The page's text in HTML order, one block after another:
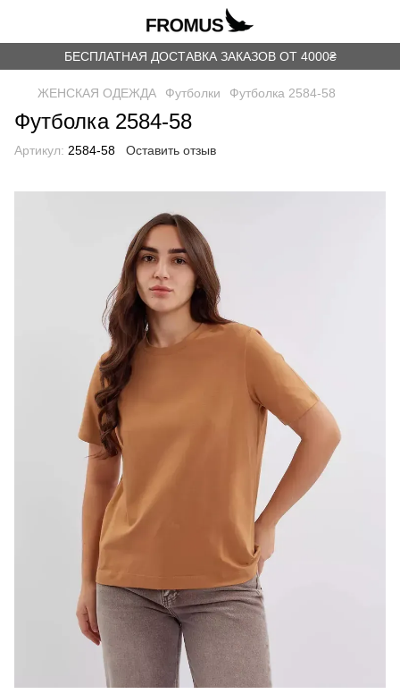
БЕСПЛАТНАЯ ДОСТАВКА ЗАКАЗОВ ОТ 4000₴
ЖЕНСКАЯ ОДЕЖДА Футболки Футболка 2584-58
Футболка 2584-58
Артикул: 2584-58 Оставить отзыв